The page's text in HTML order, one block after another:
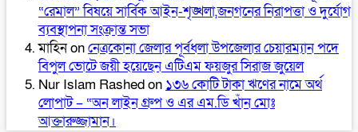
“রেমাল” বিষয়ে সার্বিক আইন-শৃঙ্খলা,জনগনের নিরাপত্তা ও দুর্যোগ
ব্যবস্থাপনা সংক্রান্ত সভা
মাহিনonনেত্রকোনা জেলার পূর্বধলা উপজেলার চেয়ারম্যান পদে
বিপুল ভোটে জয়ী হয়েছেন এটিএম ফয়জুর সিরাজ জুয়েল
Nur Islam Rashedon ১৩৬ কোটি টাকা ঋণের নামে অর্থ
লোপাট – “অন লাইন গ্রুপ ও এর এম.ডি খাঁন মোঃ
আক্তারুজ্জামান।